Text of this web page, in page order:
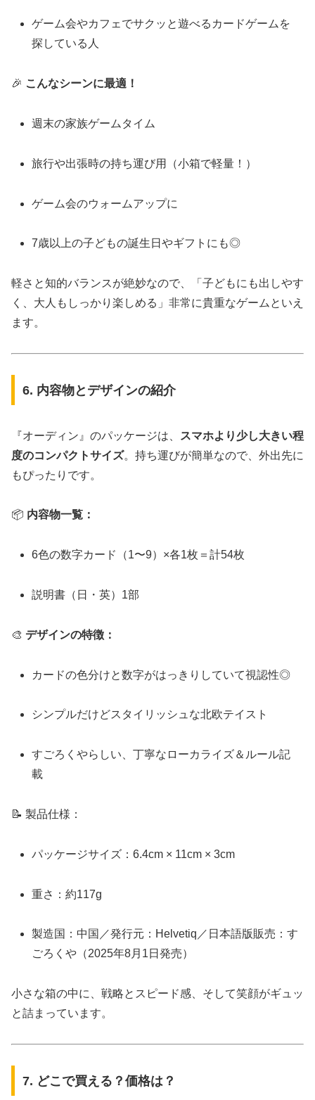
ゲーム会やカフェでサクッと遊べるカードゲームを
探している人
🎉 こんなシーンに最適！
週末の家族ゲームタイム
旅行や出張時の持ち運び用（小箱で軽量！）
ゲーム会のウォームアップに
7歳以上の子どもの誕生日やギフトにも◎
軽さと知的バランスが絶妙なので、「子どもにも出しやす
く、大人もしっかり楽しめる」非常に貴重なゲームといえ
ます。
6. 内容物とデザインの紹介
『オーディン』のパッケージは、
スマホより少し大きい程
度のコンパクトサイズ。持ち運びが簡単なので、外出先に
もぴったりです。
📦 内容物一覧：
6色の数字カード（1〜9）×各1枚＝計54枚
説明書（日・英）1部
🎨 デザインの特徴：
カードの色分けと数字がはっきりしていて視認性◎
シンプルだけどスタイリッシュな北欧テイスト
すごろくやらしい、丁寧なローカライズ＆ルール記
載
📝 製品仕様：
パッケージサイズ：6.4cm × 11cm × 3cm
重さ：約117g
製造国：中国／発行元：Helvetiq／日本語版販売：す
ごろくや（2025年8月1日発売）
小さな箱の中に、戦略とスピード感、そして笑顔がギュッ
と詰まっています。
7. どこで買える？価格は？